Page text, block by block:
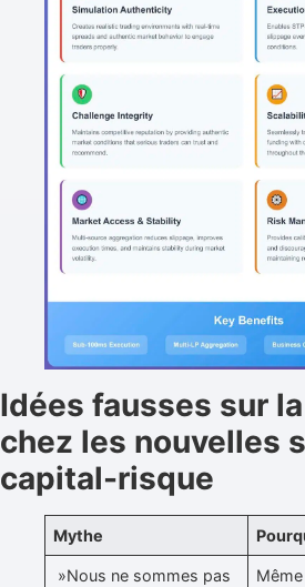
Idées fausses sur
chez les nouvelles
capital-risque
Mythe
»Nous ne sommes pas